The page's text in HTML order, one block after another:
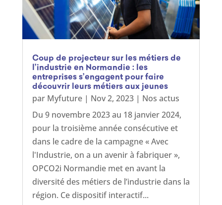
Coup de projecteur sur les métiers de
l’industrie en Normandie : les
entreprises s’engagent pour faire
découvrir leurs métiers aux jeunes
par Myfuture| Nov 2, 2023| Nos actus
Du 9 novembre 2023 au 18 janvier 2024,
pour la troisième année consécutive et
dans le cadre de la campagne « Avec
l'Industrie, on a un avenir à fabriquer »,
OPCO2i Normandie met en avant la
diversité des métiers de l’industrie dans la
région. Ce dispositif interactif...